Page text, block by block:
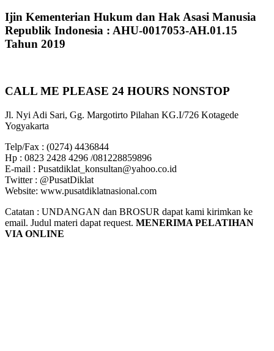
Ijin Kementerian Hukum dan Hak Asasi Manusia
Republik Indonesia : AHU-0017053-AH.01.15
Tahun 2019
CALL ME PLEASE 24 HOURS NONSTOP
Jl. Nyi Adi Sari, Gg. Margotirto Pilahan KG.I/726 Kotagede
Yogyakarta
Telp/Fax : (0274) 4436844
Hp : 0823 2428 4296 /081228859896
E-mail : Pusatdiklat_konsultan@yahoo.co.id
Twitter : @PusatDiklat
Website: www.pusatdiklatnasional.com
Catatan : UNDANGAN dan BROSUR dapat kami kirimkan ke
email. Judul materi dapat request. MENERIMA PELATIHAN
VIA ONLINE